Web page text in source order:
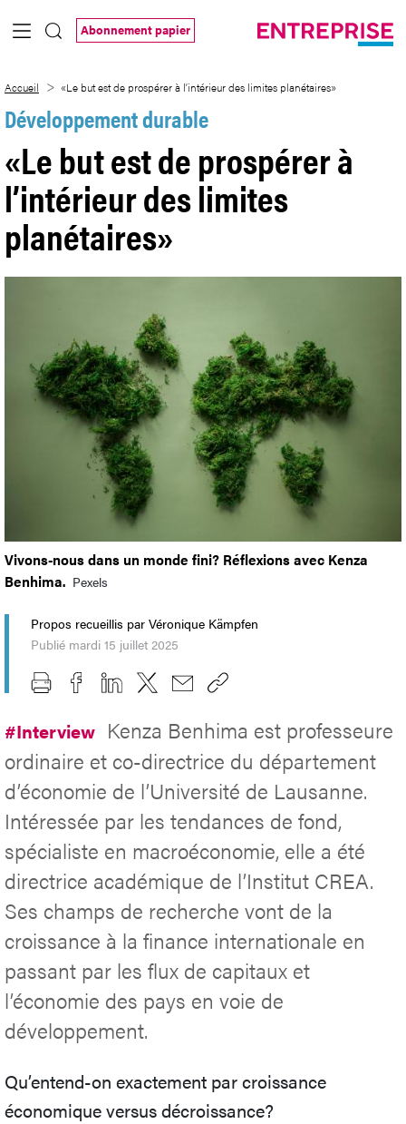
Saut au contenu principal
Abonnement papier
Accueil «Le but est de prospérer à l’intérieur des limites planétaires»
Développement durable
«Le but est de prospérer à
l’intérieur des limites
planétaires»
Vivons-nous dans un monde fini? Réflexions avec Kenza
Benhima. Pexels
Propos recueillis par Véronique Kämpfen
Publié mardi 15 juillet 2025
#Interview Kenza Benhima est professeure
ordinaire et co-directrice du département
d’économie de l’Université de Lausanne.
Intéressée par les tendances de fond,
spécialiste en macroéconomie, elle a été
directrice académique de l’Institut CREA.
Ses champs de recherche vont de la
croissance à la finance internationale en
passant par les flux de capitaux et
l’économie des pays en voie de
développement.
Qu’entend-on exactement par croissance
économique versus décroissance?